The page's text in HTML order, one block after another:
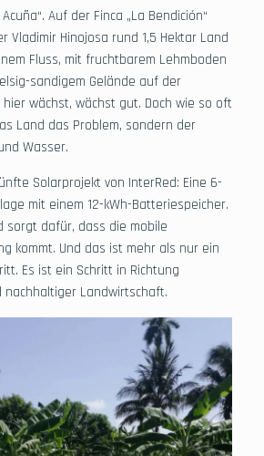
Auf der Finca „La Bendición“
Vladimir Hinojosa rund 1,5 Hektar Land
Fluss, mit fruchtbarem Lehmboden
sandigem Gelände auf der
wächst, wächst gut. Doch wie so oft
Land das Problem, sondern der
Wasser.
Solarprojekt von InterRed: Eine 6-
mit einem 12-kWh-Batteriespeicher.
sorgt dafür, dass die mobile
kommt. Und das ist mehr als nur ein
Es ist ein Schritt in Richtung
nachhaltiger Landwirtschaft.